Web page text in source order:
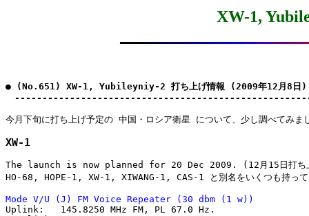
XW-1,
● (No.651) XW-1, Yubileyniy-2 打ち上げ情報 (2009年12月8日)
XW-1
The launch is now planned for 20 Dec 2009. (12月15日打ち
HO-68, HOPE-1, XW-1, XIWANG-1, CAS-1 と別名をいくつも持って
Mode V/U (J) FM Voice Repeater (30 dbm (1 w))
Uplink:   145.8250 MHz FM, PL 67.0 Hz.